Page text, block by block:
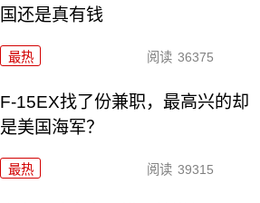
国还是真有钱
最热 阅读 36375
F-15EX找了份兼职，最高兴的却
是美国海军？
最热 阅读 39315